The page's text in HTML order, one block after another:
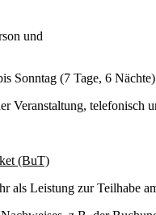
und
Sonntag (7 Tage, 6
Veranstaltung, telefonisch
(BuT)
als Leistung zur Teilhabe